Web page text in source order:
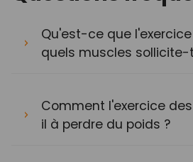
Qu'est-ce que
quels muscles
Comment l'exercice
il à perdre du poids ?